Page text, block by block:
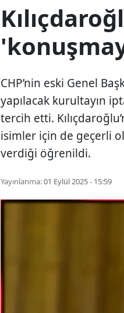
CHP’nin eski Genel
yapılacak kurultayın
tercih etti.
isimler için de geçerli
verdiği öğrenildi.
Yayınlanma:01 Eylül 2025 - 15:59